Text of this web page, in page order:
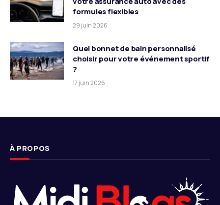
formules flexibles
29 juin 2026
Quel bonnet de bain personnalisé
choisir pour votre événement sportif
?
17 juin 2026
À PROPOS